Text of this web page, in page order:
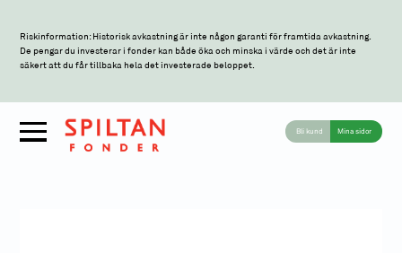
Riskinformation: Historisk avkastning är inte någon garanti för framtida avkastning.
De pengar du investerar i fonder kan både öka och minska i värde och det är inte
säkert att du får tillbaka hela det investerade beloppet.
Bli kund Mina sidor